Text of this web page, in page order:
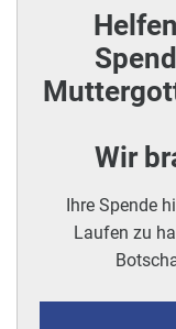
Wir
Ihre Spende
Laufen zu